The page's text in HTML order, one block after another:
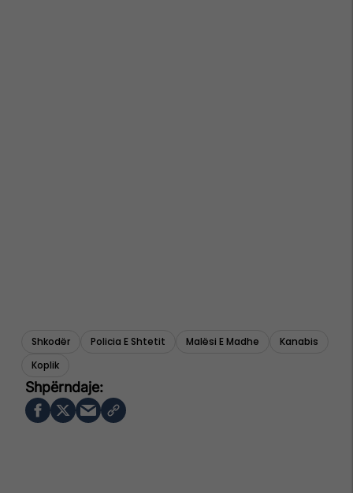
Shkodër Policia E Shtetit Malësi E Madhe
Kanabis
Koplik